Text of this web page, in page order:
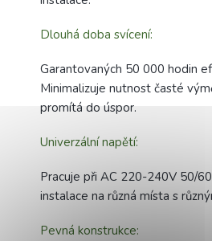
Dlouhá doba svícení:
Garantovaných 50 000 hodin
Minimalizuje nutnost časté
promítá do úspor.
Univerzální napětí:
Pracuje při AC 220-240V 50/
instalace na různá místa s
Pevná konstrukce: